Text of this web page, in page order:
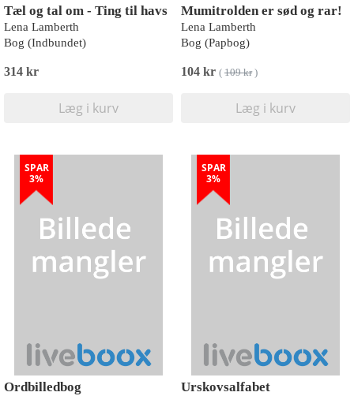
Tæl og tal om - Ting til havs
Lena Lamberth
Bog (Indbundet)
314 kr
Læg i kurv
Mumitrolden er sød og rar!
Lena Lamberth
Bog (Papbog)
104 kr ( 109 kr)
Læg i kurv
SPAR
3%
Ordbilledbog
SPAR
3%
Urskovsalfabet